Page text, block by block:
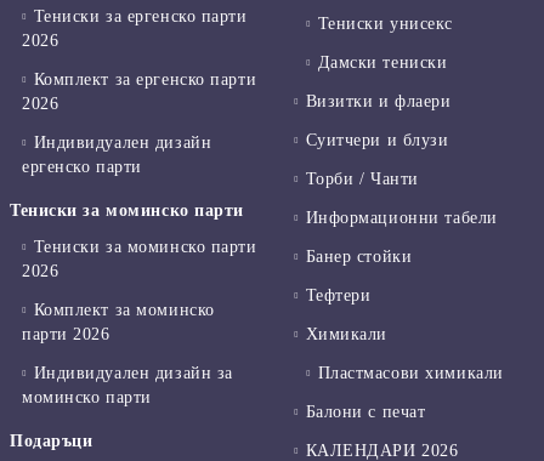
Тениски за ергенско парти
2026
Комплект за ергенско парти
2026
Индивидуален дизайн
ергенско парти
Тениски за моминско парти
Тениски за моминско парти
2026
Комплект за моминско
парти 2026
Индивидуален дизайн за
моминско парти
Подаръци
Тениски унисекс
Дамски тениски
Визитки и флаери
Суитчери и блузи
Торби / Чанти
Информационни табели
Банер стойки
Тефтери
Химикали
Пластмасови химикали
Балони с печат
КАЛЕНДАРИ 2026